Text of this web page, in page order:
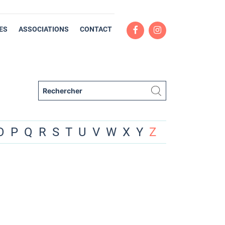
ASSOCIATIONS CONTACT
P Q R S T U V W X Y Z